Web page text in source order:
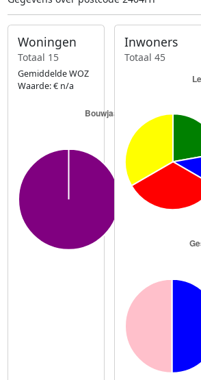
Woningen
Totaal 15
Gemiddelde WOZ
Waarde: € n/a
Inwoners
Totaal 45